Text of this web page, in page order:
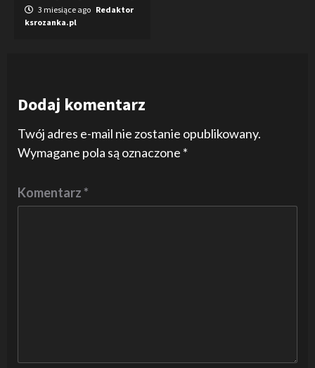
3 miesiące ago Redaktor
ksrozanka.pl
Dodaj komentarz
Twój adres e-mail nie zostanie opublikowany.
Wymagane pola są oznaczone *
Komentarz*